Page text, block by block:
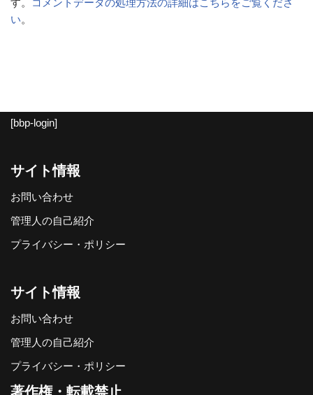
い。
[bbp-login]
サイト情報
お問い合わせ
管理人の自己紹介
プライバシー・ポリシー
サイト情報
お問い合わせ
管理人の自己紹介
プライバシー・ポリシー
著作権・転載禁止